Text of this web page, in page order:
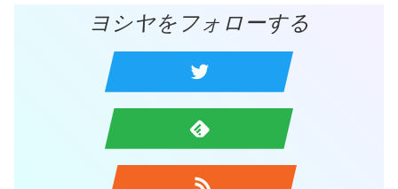
ヨシヤをフォローする